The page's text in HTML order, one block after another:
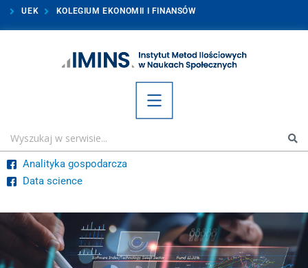
UEK KOLEGIUM EKONOMII I FINANSÓW
Analityka gospodarcza
Data science